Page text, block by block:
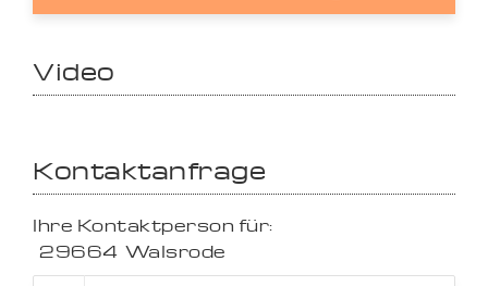
Video
Kontaktanfrage
Ihre Kontaktperson für:
29664 Walsrode